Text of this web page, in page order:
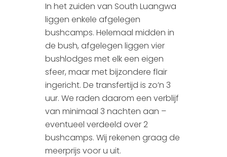
In het zuiden van South Luangwa
liggen enkele afgelegen
bushcamps. Helemaal midden in
de bush, afgelegen liggen vier
bushlodges met elk een eigen
sfeer, maar met bijzondere flair
ingericht. De transfertijd is zo’n 3
uur. We raden daarom een verblijf
van minimaal 3 nachten aan –
eventueel verdeeld over 2
bushcamps. Wij rekenen graag de
meerprijs voor u uit.